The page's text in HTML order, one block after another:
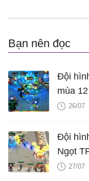
Bạn nên đọc
Đội
mùa 12
26/07
Đội
Ngọt
27/07